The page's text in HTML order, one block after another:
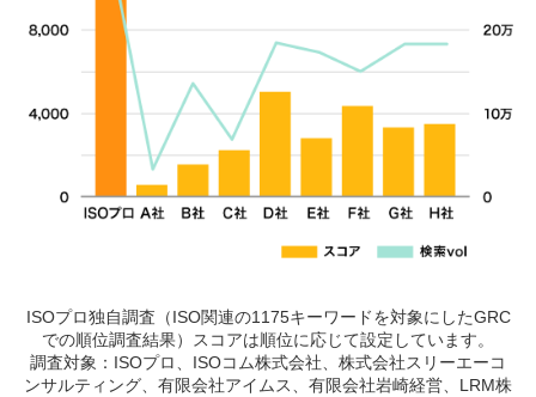
ISOプロ独自調査（ISO関連の1175キーワードを対象にしたGRC
での順位調査結果）スコアは順位に応じて設定しています。
調査対象：ISOプロ、ISOコム株式会社、株式会社スリーエーコ
ンサルティング、有限会社アイムス、有限会社岩崎経営、LRM株